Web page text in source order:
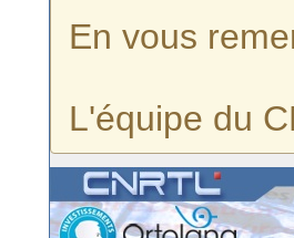
En vous
L'équipe du